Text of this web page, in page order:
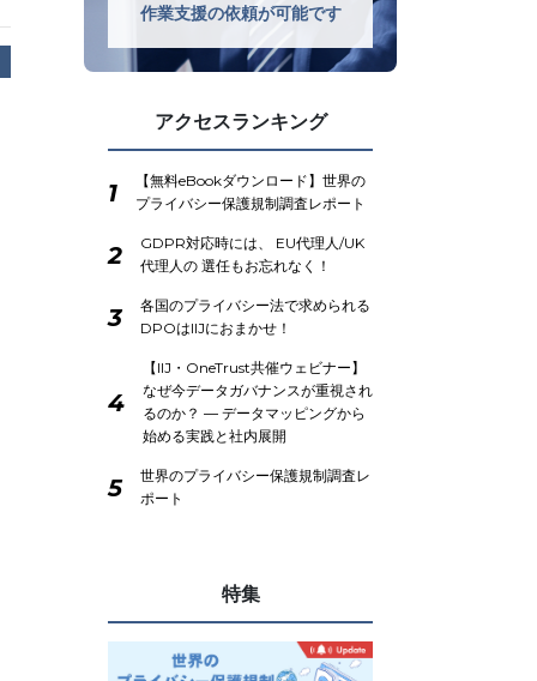
作業支援の依頼が可能です
アクセスランキング
1
【無料eBookダウンロード】世界の
プライバシー保護規制調査レポート
2
GDPR対応時には、 EU代理人/UK
代理人の 選任もお忘れなく！
3
各国のプライバシー法で求められる
DPOはIIJにおまかせ！
4
【IIJ・OneTrust共催ウェビナー】
なぜ今データガバナンスが重視され
るのか？ ― データマッピングから
始める実践と社内展開
5
世界のプライバシー保護規制調査レ
ポート
特集